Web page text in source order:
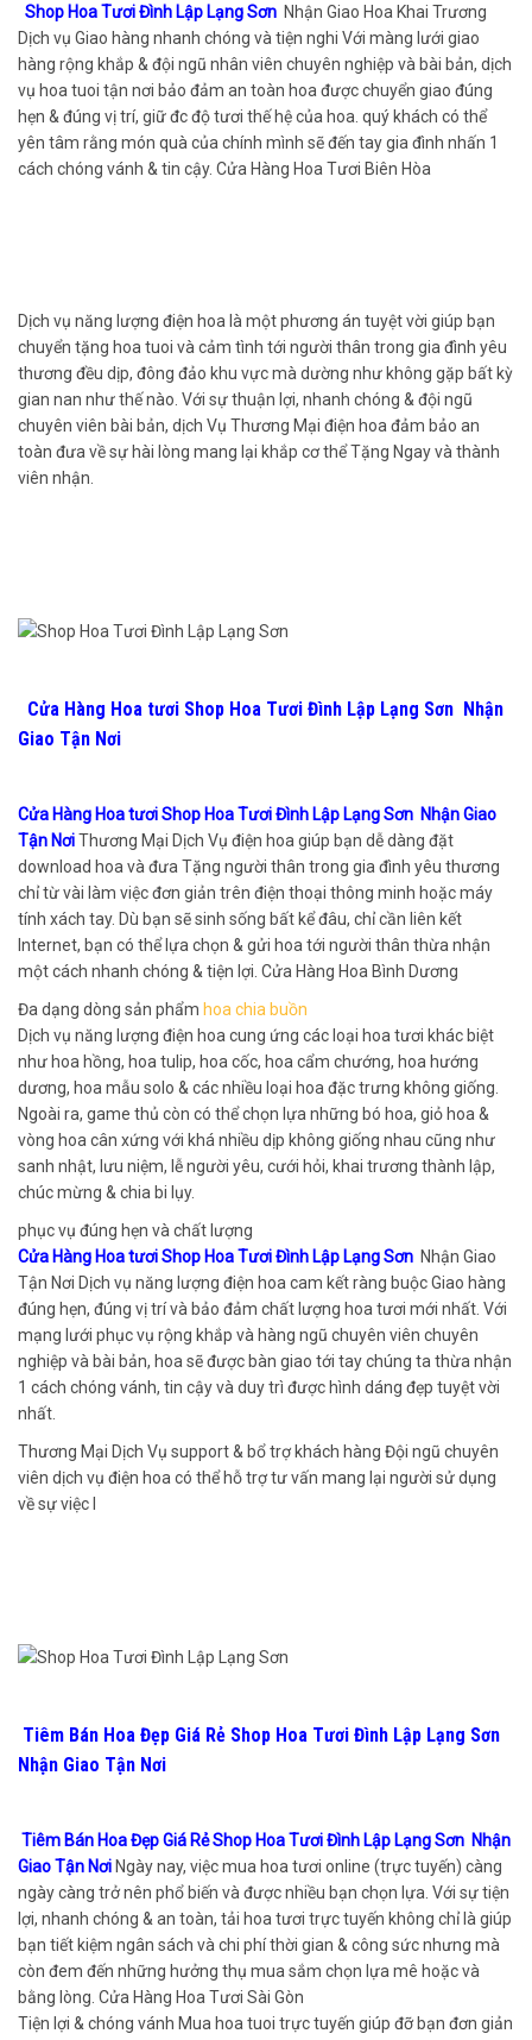
Shop Hoa Tươi Đình Lập Lạng Sơn Nhận Giao Hoa Khai Trương
Dịch vụ Giao hàng nhanh chóng và tiện nghi Với màng lưới giao
hàng rộng khắp & đội ngũ nhân viên chuyên nghiệp và bài bản, dịch
vụ hoa tuoi tận nơi bảo đảm an toàn hoa được chuyển giao đúng
hẹn & đúng vị trí, giữ đc độ tươi thế hệ của hoa. quý khách có thể
yên tâm rằng món quà của chính mình sẽ đến tay gia đình nhấn 1
cách chóng vánh & tin cậy. Cửa Hàng Hoa Tươi Biên Hòa
Dịch vụ năng lượng điện hoa là một phương án tuyệt vời giúp bạn
chuyển tặng hoa tuoi và cảm tình tới người thân trong gia đình yêu
thương đều dịp, đông đảo khu vực mà dường như không gặp bất kỳ
gian nan như thế nào. Với sự thuận lợi, nhanh chóng & đội ngũ
chuyên viên bài bản, dịch Vụ Thương Mại điện hoa đảm bảo an
toàn đưa về sự hài lòng mang lại khắp cơ thể Tặng Ngay và thành
viên nhận.
Cửa Hàng Hoa tươi Shop Hoa Tươi Đình Lập Lạng Sơn Nhận
Giao Tận Nơi
Cửa Hàng Hoa tươi Shop Hoa Tươi Đình Lập Lạng Sơn Nhận Giao
Tận NơiThương Mại Dịch Vụ điện hoa giúp bạn dễ dàng đặt
download hoa và đưa Tặng người thân trong gia đình yêu thương
chỉ từ vài làm việc đơn giản trên điện thoại thông minh hoặc máy
tính xách tay. Dù bạn sẽ sinh sống bất kể đâu, chỉ cần liên kết
Internet, bạn có thể lựa chọn & gửi hoa tới người thân thừa nhận
một cách nhanh chóng & tiện lợi. Cửa Hàng Hoa Bình Dương
Đa dạng dòng sản phẩm hoa chia buồn
Dịch vụ năng lượng điện hoa cung ứng các loại hoa tươi khác biệt
như hoa hồng, hoa tulip, hoa cốc, hoa cẩm chướng, hoa hướng
dương, hoa mẫu solo & các nhiều loại hoa đặc trưng không giống.
Ngoài ra, game thủ còn có thể chọn lựa những bó hoa, giỏ hoa &
vòng hoa cân xứng với khá nhiều dịp không giống nhau cũng như
sanh nhật, lưu niệm, lễ người yêu, cưới hỏi, khai trương thành lập,
chúc mừng & chia bi lụy.
phục vụ đúng hẹn và chất lượng
Cửa Hàng Hoa tươi Shop Hoa Tươi Đình Lập Lạng Sơn Nhận Giao
Tận Nơi Dịch vụ năng lượng điện hoa cam kết ràng buộc Giao hàng
đúng hẹn, đúng vị trí và bảo đảm chất lượng hoa tươi mới nhất. Với
mạng lưới phục vụ rộng khắp và hàng ngũ chuyên viên chuyên
nghiệp và bài bản, hoa sẽ được bàn giao tới tay chúng ta thừa nhận
1 cách chóng vánh, tin cậy và duy trì được hình dáng đẹp tuyệt vời
nhất.
Thương Mại Dịch Vụ support & bổ trợ khách hàng Đội ngũ chuyên
viên dịch vụ điện hoa có thể hỗ trợ tư vấn mang lại người sử dụng
về sự việc l
Tiêm Bán Hoa Đẹp Giá Rẻ Shop Hoa Tươi Đình Lập Lạng Sơn
Nhận Giao Tận Nơi
Tiêm Bán Hoa Đẹp Giá Rẻ Shop Hoa Tươi Đình Lập Lạng Sơn Nhận
Giao Tận Nơi Ngày nay, việc mua hoa tươi online (trực tuyến) càng
ngày càng trở nên phổ biến và được nhiều bạn chọn lựa. Với sự tiện
lợi, nhanh chóng & an toàn, tải hoa tươi trực tuyến không chỉ là giúp
bạn tiết kiệm ngân sách và chi phí thời gian & công sức nhưng mà
còn đem đến những hưởng thụ mua sắm chọn lựa mê hoặc và
bằng lòng. Cửa Hàng Hoa Tươi Sài Gòn
Tiện lợi & chóng vánh Mua hoa tuoi trực tuyến giúp đỡ bạn đơn giản